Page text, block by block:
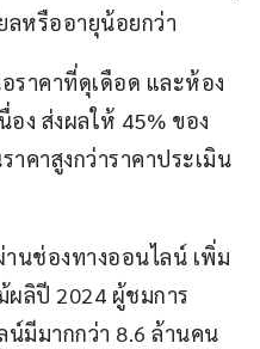
หรืออายุน้อยกว่า
ราคาที่ดุเดือด และห้อง
อง ส่งผลให้ 45% ของ
คาสูงกว่าราคาประเมิน
นช่องทางออนไลน์ เพิ่ม
ผลิปี 2024 ผู้ชมการ
มีมากกว่า 8.6 ล้านคน